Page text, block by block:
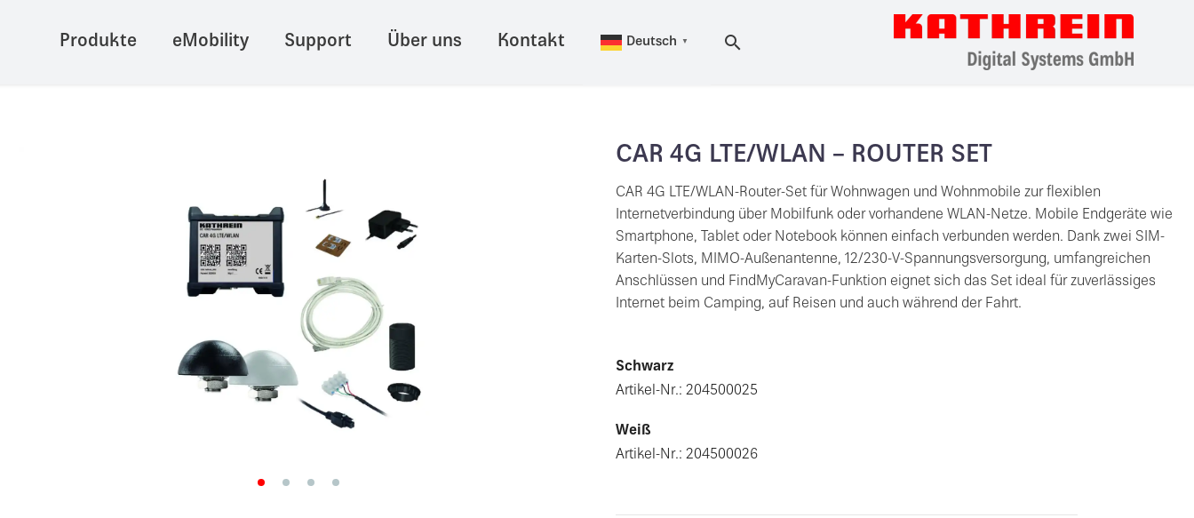
Produkte eMobility Support Über uns Kontakt Deutsch ▼
CAR 4G LTE/WLAN – ROUTER SET
CAR 4G LTE/WLAN-Router-Set für Wohnwagen und Wohnmobile zur flexiblen
Internetverbindung über Mobilfunk oder vorhandene WLAN-Netze. Mobile Endgeräte wie
Smartphone, Tablet oder Notebook können einfach verbunden werden. Dank zwei SIM-
Karten-Slots, MIMO-Außenantenne, 12/230-V-Spannungsversorgung, umfangreichen
Anschlüssen und FindMyCaravan-Funktion eignet sich das Set ideal für zuverlässiges
Internet beim Camping, auf Reisen und auch während der Fahrt.
Schwarz
Artikel-Nr.: 204500025
Weiß
Artikel-Nr.: 204500026